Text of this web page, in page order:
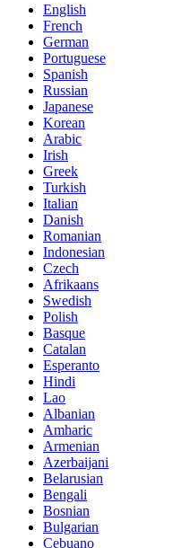
English
French
German
Portuguese
Spanish
Russian
Japanese
Korean
Arabic
Irish
Greek
Turkish
Italian
Danish
Romanian
Indonesian
Czech
Afrikaans
Swedish
Polish
Basque
Catalan
Esperanto
Hindi
Lao
Albanian
Amharic
Armenian
Azerbaijani
Belarusian
Bengali
Bosnian
Bulgarian
Cebuano